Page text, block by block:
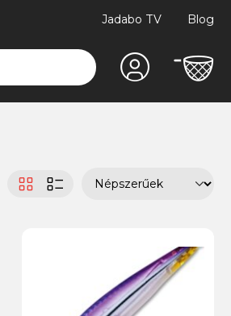
Jadabo TV Blog